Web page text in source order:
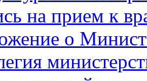
на прием к
о